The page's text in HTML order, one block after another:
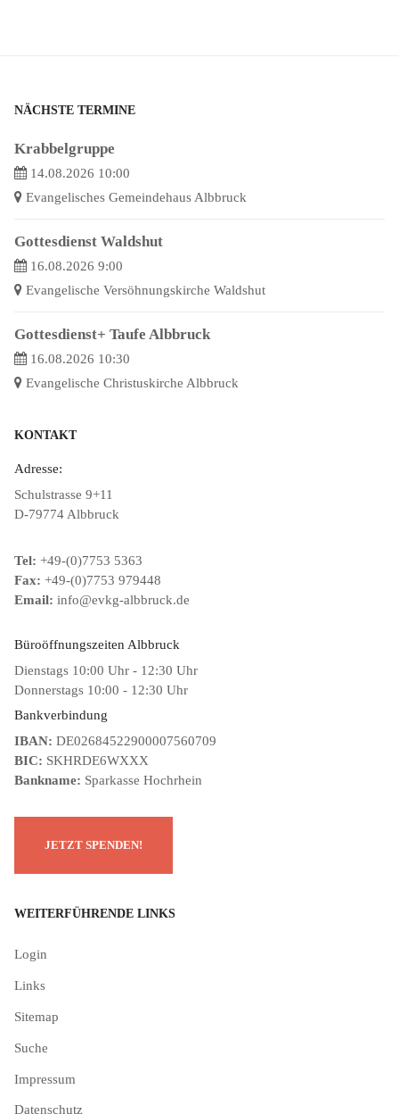
NÄCHSTE TERMINE
Krabbelgruppe
14.08.2026 10:00
Evangelisches Gemeindehaus Albbruck
Gottesdienst Waldshut
16.08.2026 9:00
Evangelische Versöhnungskirche Waldshut
Gottesdienst+ Taufe Albbruck
16.08.2026 10:30
Evangelische Christuskirche Albbruck
KONTAKT
Adresse:
Schulstrasse 9+11
D-79774 Albbruck
Tel: +49-(0)7753 5363
Fax: +49-(0)7753 979448
Email: info@evkg-albbruck.de
Büroöffnungszeiten Albbruck
Dienstags 10:00 Uhr - 12:30 Uhr
Donnerstags 10:00 - 12:30 Uhr
Bankverbindung
IBAN: DE02684522900007560709
BIC: SKHRDE6WXXX
Bankname: Sparkasse Hochrhein
WEITERFÜHRENDE LINKS
Login
Links
Sitemap
Suche
Impressum
Datenschutz